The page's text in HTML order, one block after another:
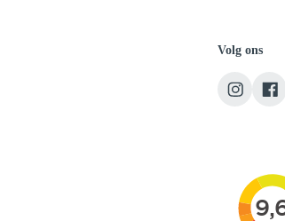
Volg ons